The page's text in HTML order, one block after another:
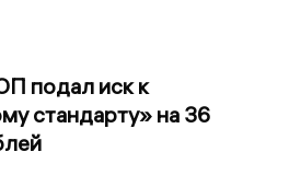
подал иск к
стандарту» на 36